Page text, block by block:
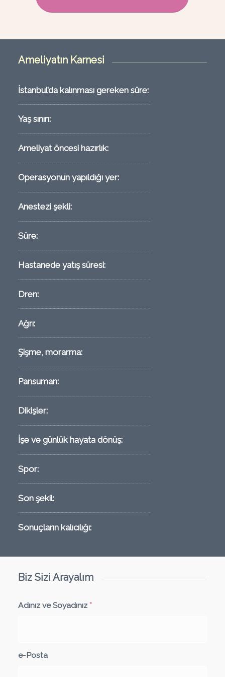
Ameliyatın Karnesi
İstanbul’da kalınması gereken süre:
Yaş sınırı:
Ameliyat öncesi hazırlık:
Operasyonun yapıldığı yer:
Anestezi şekli:
Süre:
Hastanede yatış süresi:
Dren:
Ağrı:
Şişme, morarma:
Pansuman:
Dikişler:
İşe ve günlük hayata dönüş:
Spor:
Son şekil:
Sonuçların kalıcılığı:
Biz Sizi Arayalım
Adınız ve Soyadınız *
e-Posta